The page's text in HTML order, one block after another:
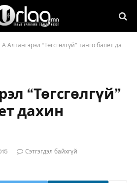
А.Алтангэрэл “Төгсгөлгүй” танго балет дахин тайзнаа
“Төгсгөлгүй”
дахин
Сэтгэгдэл байхгүй